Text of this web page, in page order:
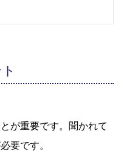
が重要です。聞かれて
要です。